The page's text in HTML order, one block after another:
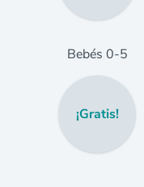
Bebés 0-5
¡Gratis!